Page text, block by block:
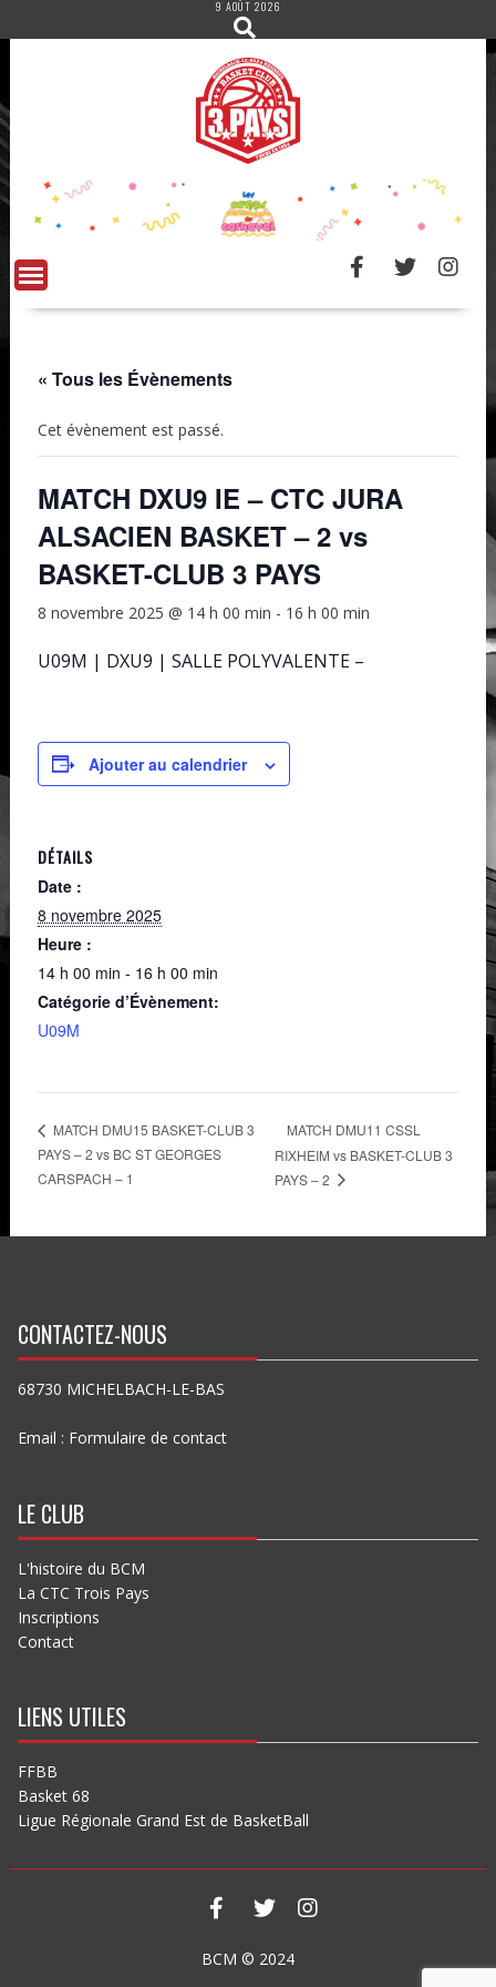
to
9 AOÛT 2026
« Tous les Évènements
Cet évènement est passé.
MATCH DXU9 IE – CTC JURA
ALSACIEN BASKET – 2 vs
BASKET-CLUB 3 PAYS
8 novembre 2025 @ 14 h 00 min - 16 h 00 min
U09M | DXU9 | SALLE POLYVALENTE –
Ajouter au calendrier
DÉTAILS
Date :
8 novembre 2025
Heure :
14 h 00 min - 16 h 00 min
Catégorie d’Évènement:
U09M
MATCH DMU15 BASKET-CLUB 3
PAYS – 2 vs BC ST GEORGES
CARSPACH – 1
MATCH DMU11 CSSL
RIXHEIM vs BASKET-CLUB 3
PAYS – 2
CONTACTEZ-NOUS
68730 MICHELBACH-LE-BAS
Email : Formulaire de contact
LE CLUB
L'histoire du BCM
La CTC Trois Pays
Inscriptions
Contact
LIENS UTILES
FFBB
Basket 68
Ligue Régionale Grand Est de BasketBall
BCM © 2024